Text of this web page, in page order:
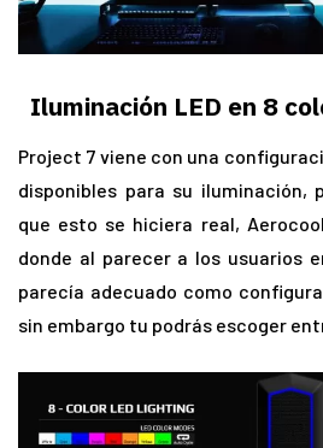
Iluminación LED en 8
Project 7 viene con una
disponibles para su iluminación,
que esto se hiciera real,
donde al parecer a los usuarios
parecía adecuado como
sin embargo tu podrás escoger